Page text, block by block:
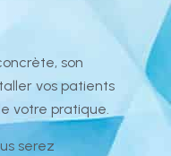
son
vos patients
votre pratique.
serez